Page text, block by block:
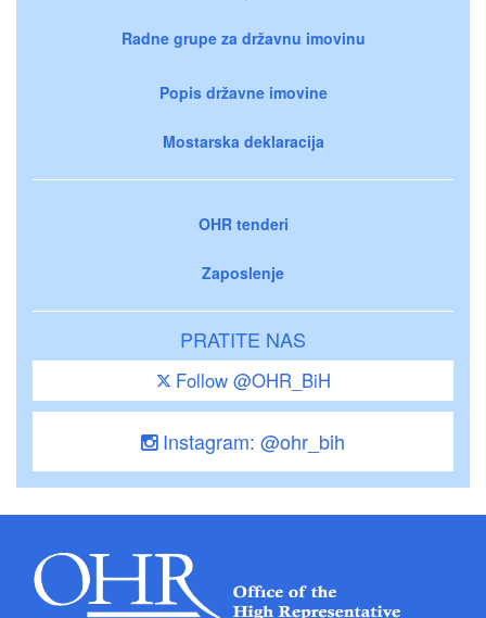
Radne grupe za državnu imovinu
Popis državne imovine
Mostarska deklaracija
OHR tenderi
Zaposlenje
PRATITE NAS
Follow @OHR_BiH
Instagram: @ohr_bih